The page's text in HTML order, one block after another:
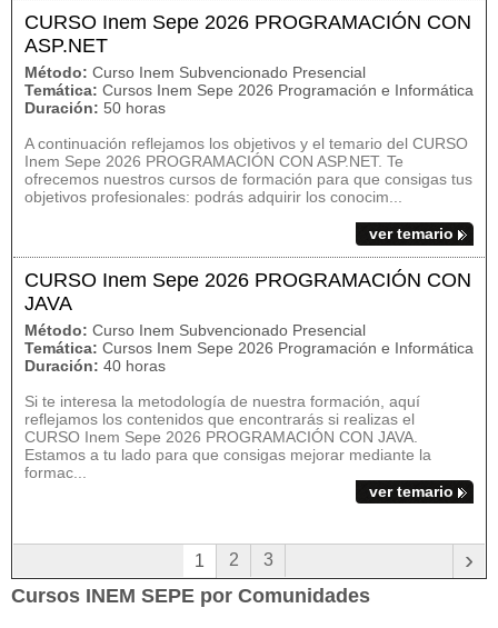
CURSO Inem Sepe 2026 PROGRAMACIÓN CON
ASP.NET
Método: Curso Inem Subvencionado Presencial
Temática: Cursos Inem Sepe 2026 Programación e Informática
Duración: 50 horas
A continuación reflejamos los objetivos y el temario del CURSO
Inem Sepe 2026 PROGRAMACIÓN CON ASP.NET. Te
ofrecemos nuestros cursos de formación para que consigas tus
objetivos profesionales: podrás adquirir los conocim...
ver temario
CURSO Inem Sepe 2026 PROGRAMACIÓN CON
JAVA
Método: Curso Inem Subvencionado Presencial
Temática: Cursos Inem Sepe 2026 Programación e Informática
Duración: 40 horas
Si te interesa la metodología de nuestra formación, aquí
reflejamos los contenidos que encontrarás si realizas el
CURSO Inem Sepe 2026 PROGRAMACIÓN CON JAVA.
Estamos a tu lado para que consigas mejorar mediante la
formac...
ver temario
1 2 3 ›
Cursos INEM SEPE por Comunidades